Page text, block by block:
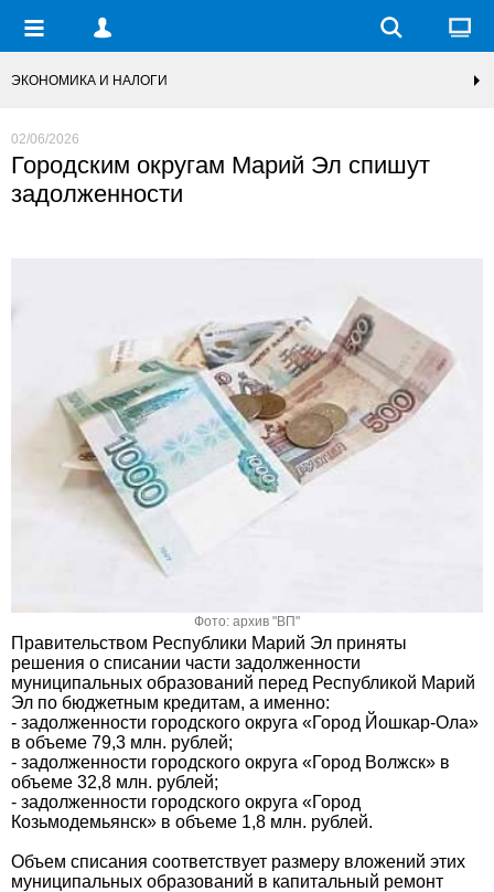
ЭКОНОМИКА И НАЛОГИ
02/06/2026
Городским округам Марий Эл спишут
задолженности
Фото: архив "ВП"
Правительством Республики Марий Эл приняты
решения о списании части задолженности
муниципальных образований перед Республикой Марий
Эл по бюджетным кредитам, а именно:
- задолженности городского округа «Город Йошкар-Ола»
в объеме 79,3 млн. рублей;
- задолженности городского округа «Город Волжск» в
объеме 32,8 млн. рублей;
- задолженности городского округа «Город
Козьмодемьянск» в объеме 1,8 млн. рублей.
Объем списания соответствует размеру вложений этих
муниципальных образований в капитальный ремонт